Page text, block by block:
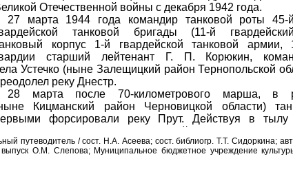
Отечественной войны с декабря 1942 года.
27 марта 1944 года командир танковой роты 45-й
танковой бригады (11-й гвардейский
корпус 1-й гвардейской танковой армии,
старший лейтенант Г. П. Корюкин,
Устечко (ныне Залещицкий район Тернопольской
реку Днестр.
28 марта после 70-километрового марша, в
Кицманский район Черновицкой области)
форсировали реку Прут. Действуя в тылу
сил, отрезав противнику путь отступления из
Указом Президиума Верховного Совета СССР от
путеводитель / сост. Н.А. Асеева; сост. библиогр. Т.Т. Сидоркина;
О.М. Слепова; Муниципальное бюджетное учреждение